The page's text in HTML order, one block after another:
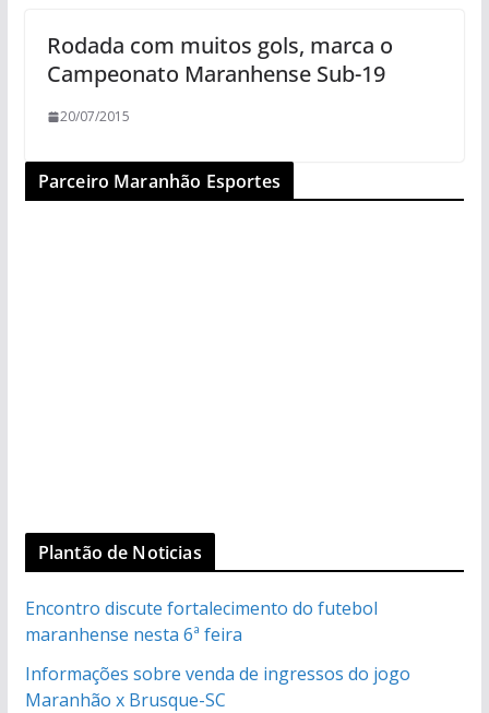
Rodada com muitos gols, marca o
Campeonato Maranhense Sub-19
20/07/2015
Parceiro Maranhão Esportes
Plantão de Noticias
Encontro discute fortalecimento do futebol
maranhense nesta 6ª feira
Informações sobre venda de ingressos do jogo
Maranhão x Brusque-SC